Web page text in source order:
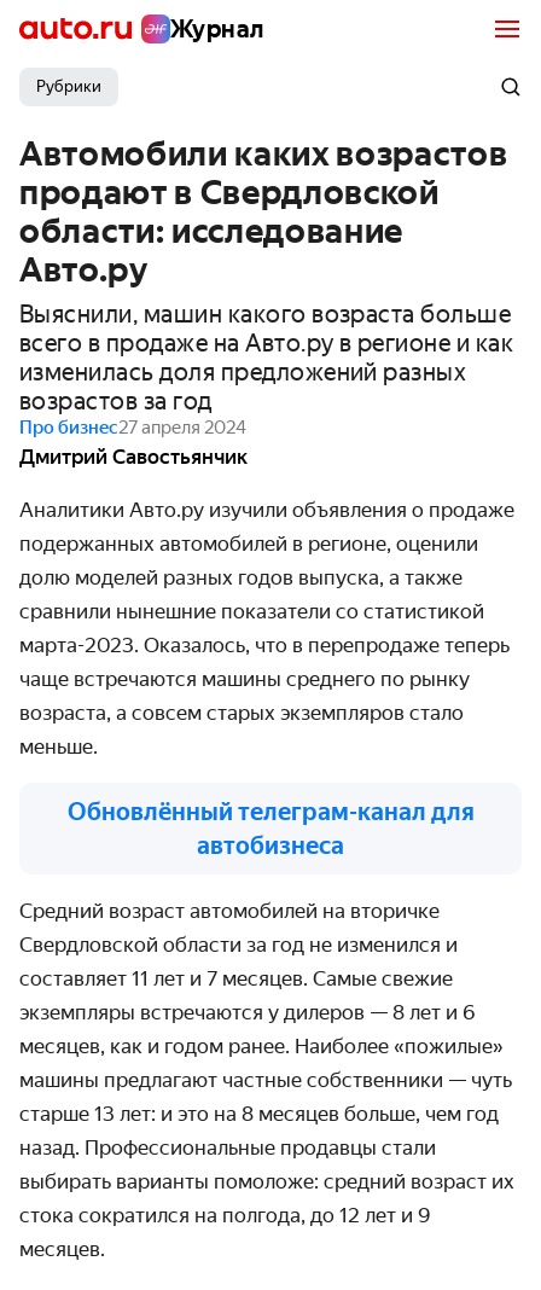
Журнал
Рубрики
Автомобили каких возрастов
продают в Свердловской
области: исследование
Авто.ру
Выяснили, машин какого возраста больше
всего в продаже на Авто.ру в регионе и как
изменилась доля предложений разных
возрастов за год
Про бизнес27 апреля 2024
Дмитрий Савостьянчик
Аналитики Авто.ру изучили объявления о продаже
подержанных автомобилей в регионе, оценили
долю моделей разных годов выпуска, а также
сравнили нынешние показатели со статистикой
марта-2023. Оказалось, что в перепродаже теперь
чаще встречаются машины среднего по рынку
возраста, а совсем старых экземпляров стало
меньше.
Обновлённый телеграм-канал для
автобизнеса
Средний возраст автомобилей на вторичке
Свердловской области за год не изменился и
составляет 11 лет и 7 месяцев. Самые свежие
экземпляры встречаются у дилеров — 8 лет и 6
месяцев, как и годом ранее. Наиболее «пожилые»
машины предлагают частные собственники — чуть
старше 13 лет: и это на 8 месяцев больше, чем год
назад. Профессиональные продавцы стали
выбирать варианты помоложе: средний возраст их
стока сократился на полгода, до 12 лет и 9
месяцев.